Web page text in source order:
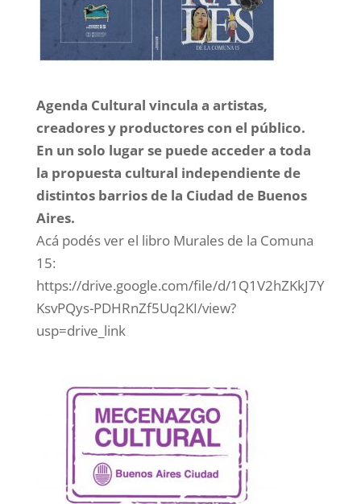
Agenda Cultural vincula a artistas,
creadores y productores con el público.
En un solo lugar se puede acceder a toda
la propuesta cultural independiente de
distintos barrios de la Ciudad de Buenos
Aires.
Acá podés ver el libro Murales de la Comuna
15:
https://drive.google.com/file/d/1Q1V2hZKkJ7Y
KsvPQys-PDHRnZf5Uq2KI/view?
usp=drive_link